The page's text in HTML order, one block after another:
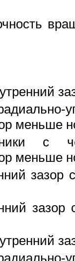
меньше
с
меньше
зазор
зазор